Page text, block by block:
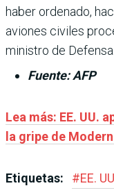
haber ordenado,
aviones civiles
ministro de Defensa.
Fuente: AFP
Lea más: EE. UU.
la gripe de
Etiquetas: #EE.